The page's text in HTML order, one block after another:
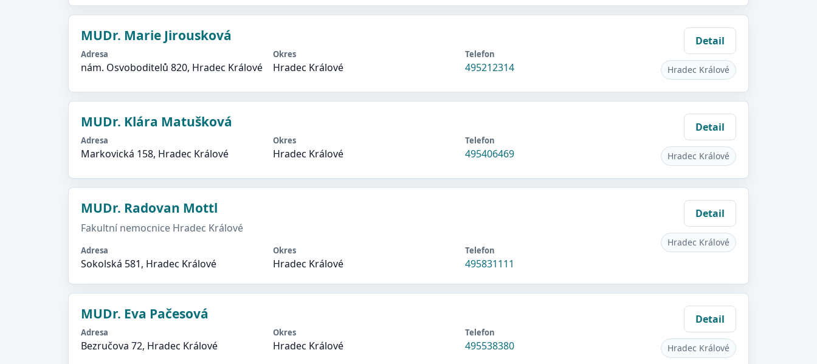
MUDr. Marie Jirousková
Adresa
nám. Osvoboditelů 820, Hradec Králové
Okres
Hradec Králové
Telefon
495212314
Detail
Hradec Králové
MUDr. Klára Matušková
Adresa
Markovická 158, Hradec Králové
Okres
Hradec Králové
Telefon
495406469
Detail
Hradec Králové
MUDr. Radovan Mottl
Fakultní nemocnice Hradec Králové
Adresa
Sokolská 581, Hradec Králové
Okres
Hradec Králové
Telefon
495831111
Detail
Hradec Králové
MUDr. Eva Pačesová
Adresa
Bezručova 72, Hradec Králové
Okres
Hradec Králové
Telefon
495538380
Detail
Hradec Králové